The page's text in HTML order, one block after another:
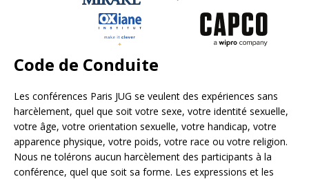
Code de Conduite
Les conférences Paris JUG se veulent des expériences sans
harcèlement, quel que soit votre sexe, votre identité sexuelle,
votre âge, votre orientation sexuelle, votre handicap, votre
apparence physique, votre poids, votre race ou votre religion.
Nous ne tolérons aucun harcèlement des participants à la
conférence, quel que soit sa forme. Les expressions et les